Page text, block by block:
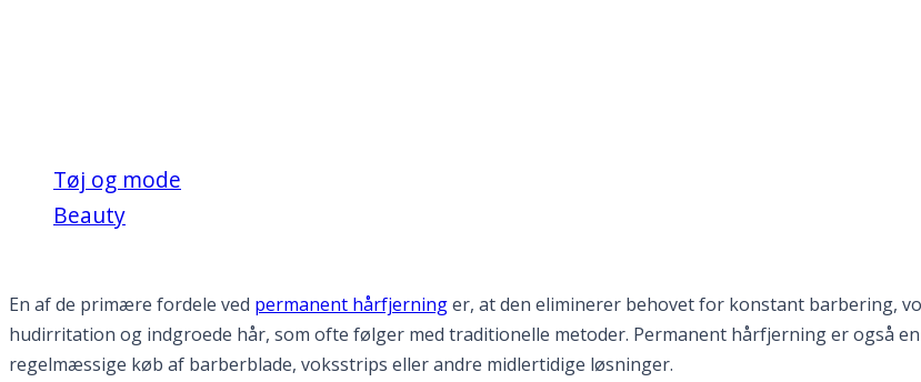
Tøj og mode
Beauty
En af de primære fordele ved permanent hårfjerninger, at den eliminerer behovet for konstant barbering,
hudirritation og indgroede hår, som ofte følger med traditionelle metoder. Permanent hårfjerning er også
regelmæssige køb af barberblade, voksstrips eller andre midlertidige løsninger.